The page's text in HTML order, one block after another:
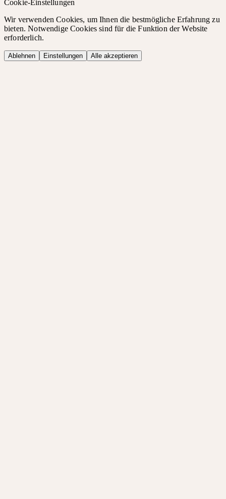
Cookie-Einstellungen
Wir verwenden Cookies, um Ihnen die bestmögliche Erfahrung zu
bieten. Notwendige Cookies sind für die Funktion der Website
erforderlich.
Ablehnen Einstellungen Alle akzeptieren